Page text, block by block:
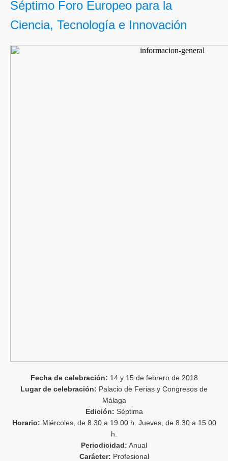
Séptimo Foro Europeo para la
Ciencia, Tecnología e Innovación
Fecha de celebración: 14 y 15 de febrero de 2018
Lugar de celebración: Palacio de Ferias y Congresos de
Málaga
Edición: Séptima
Horario: Miércoles, de 8.30 a 19.00 h. Jueves, de 8.30 a 15.00
h.
Periodicidad: Anual
Carácter: Profesional